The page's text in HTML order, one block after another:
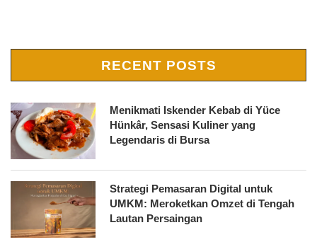
RECENT POSTS
Menikmati Iskender Kebab di Yüce
Hünkâr, Sensasi Kuliner yang
Legendaris di Bursa
Strategi Pemasaran Digital untuk
UMKM: Meroketkan Omzet di Tengah
Lautan Persaingan